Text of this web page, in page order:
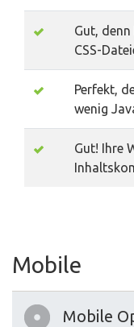
Gut,
CSS-
Perfekt,
wenig
Gut! Ihre
Mobile
Mobile